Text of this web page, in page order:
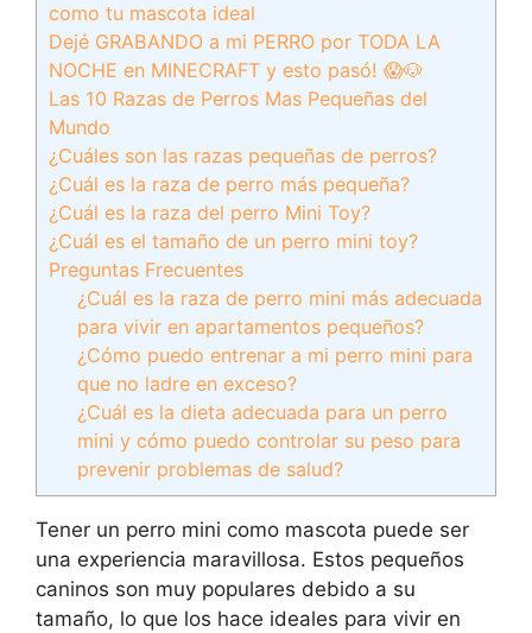
como tu mascota ideal
Dejé GRABANDO a mi PERRO por TODA LA
NOCHE en MINECRAFT y esto pasó! 😱🐶
Las 10 Razas de Perros Mas Pequeñas del
Mundo
¿Cuáles son las razas pequeñas de perros?
¿Cuál es la raza de perro más pequeña?
¿Cuál es la raza del perro Mini Toy?
¿Cuál es el tamaño de un perro mini toy?
Preguntas Frecuentes
¿Cuál es la raza de perro mini más adecuada
para vivir en apartamentos pequeños?
¿Cómo puedo entrenar a mi perro mini para
que no ladre en exceso?
¿Cuál es la dieta adecuada para un perro
mini y cómo puedo controlar su peso para
prevenir problemas de salud?
Tener un perro mini como mascota puede ser
una experiencia maravillosa. Estos pequeños
caninos son muy populares debido a su
tamaño, lo que los hace ideales para vivir en